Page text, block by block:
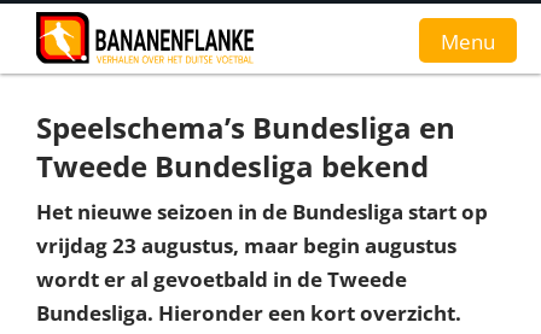
Home
Nieuws
Interviews
Groundhopverhalen
Menu
Speelschema’s Bundesliga en
Tweede Bundesliga bekend
Het nieuwe seizoen in de Bundesliga start op
vrijdag 23 augustus, maar begin augustus
wordt er al gevoetbald in de Tweede
Bundesliga. Hieronder een kort overzicht.